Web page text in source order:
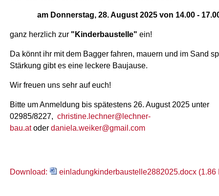
am Donnerstag, 28. August 2025 von 14.00 -
ganz herzlich zur "Kinderbaustelle" ein!
Da könnt ihr mit dem Bagger fahren, mauern und im Sand
Stärkung gibt es eine leckere Baujause.
Wir freuen uns sehr auf euch!
Bitte um Anmeldung bis spätestens 26. August 2025 unter
02985/8227, christine.lechner@lechner-
bau.atoder daniela.weiker@gmail.com
Download: einladungkinderbaustelle2882025.docx (1.86